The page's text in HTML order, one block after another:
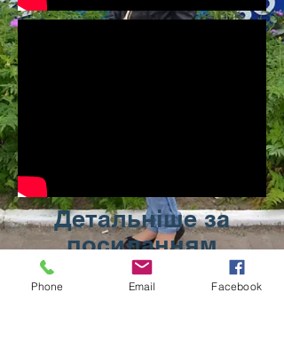
Детальніше за
посиланням
https://www.youtube.com/channel/U
Phone Email Facebook